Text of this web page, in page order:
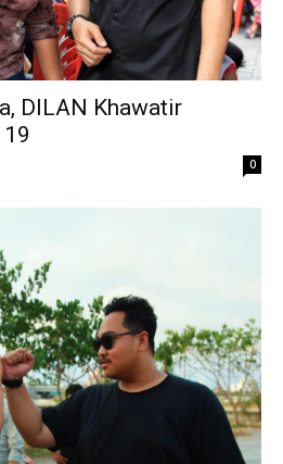
DILAN Khawatir
0